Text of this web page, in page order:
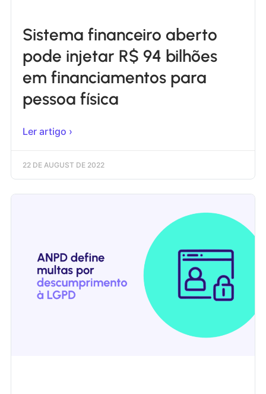
Sistema financeiro aberto
pode injetar R$ 94 bilhões
em financiamentos para
pessoa física
Ler artigo ›
22 DE AUGUST DE 2022